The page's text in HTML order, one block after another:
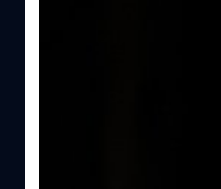
โทรจันตัวใหม่ในระบ
แอปพลิเคชันไม่ประสง
อนุมัติให้เข้ามาใน
กล่าวได้แทรกซึมเข้า
70 ประเทศ และโขมย